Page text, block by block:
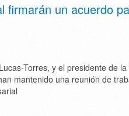
firmarán un acuerdo
Torres, y el presidente de
mantenido una reunión de